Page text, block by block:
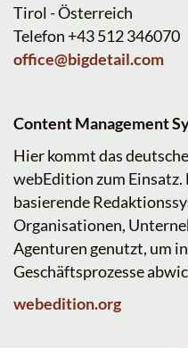
Tirol - Österreich
Telefon +43 512 346070
office@bigdetail.com
Content Management
Hier kommt das
webEdition zum Einsatz.
basierende
Organisationen,
Agenturen genutzt, um
Geschäftsprozesse
webedition.org